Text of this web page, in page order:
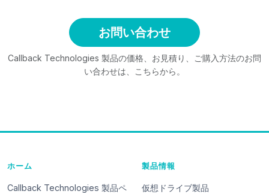
お問い合わせ
Callback Technologies 製品の価格、お見積り、ご購入方法のお問
い合わせは、こちらから。
ホーム
Callback Technologies 製品ペ
製品情報
仮想ドライブ製品